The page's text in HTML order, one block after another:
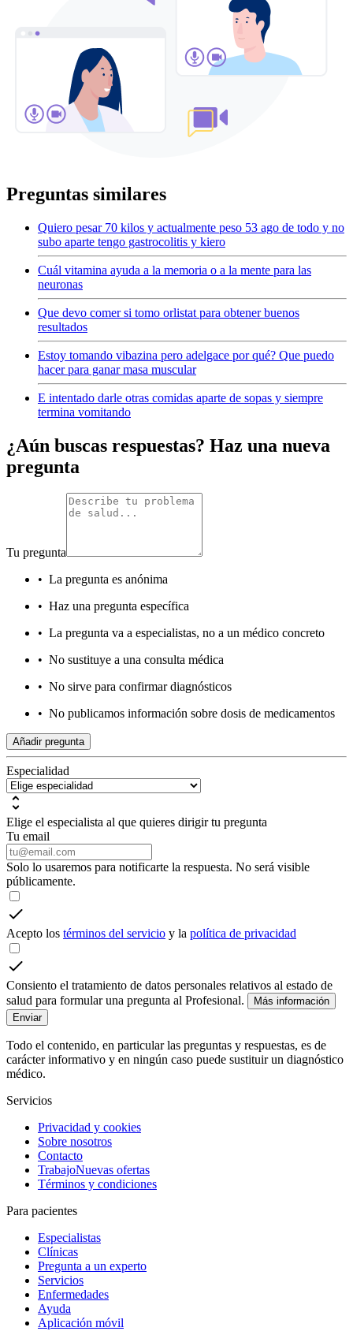
Preguntas similares
Quiero pesar 70 kilos y actualmente peso 53 ago de todo y no
subo aparte tengo gastrocolitis y kiero
Cuál vitamina ayuda a la memoria o a la mente para las
neuronas
Que devo comer si tomo orlistat para obtener buenos
resultados
Estoy tomando vibazina pero adelgace por qué? Que puedo
hacer para ganar masa muscular
E intentado darle otras comidas aparte de sopas y siempre
termina vomitando
¿Aún buscas respuestas? Haz una nueva
pregunta
Tu pregunta
• La pregunta es anónima
• Haz una pregunta específica
• La pregunta va a especialistas, no a un médico concreto
• No sustituye a una consulta médica
• No sirve para confirmar diagnósticos
• No publicamos información sobre dosis de medicamentos
Añadir pregunta
Especialidad
Elige el especialista al que quieres dirigir tu pregunta
Tu email
Solo lo usaremos para notificarte la respuesta. No será visible
públicamente.
Acepto los términos del servicio y la política de privacidad
Consiento el tratamiento de datos personales relativos al estado de
salud para formular una pregunta al Profesional.
Más información
Enviar
Todo el contenido, en particular las preguntas y respuestas, es de
carácter informativo y en ningún caso puede sustituir un diagnóstico
médico.
Servicios
Privacidad y cookies
Sobre nosotros
Contacto
TrabajoNuevas ofertas
Términos y condiciones
Para pacientes
Especialistas
Clínicas
Pregunta a un experto
Servicios
Enfermedades
Ayuda
Aplicación móvil